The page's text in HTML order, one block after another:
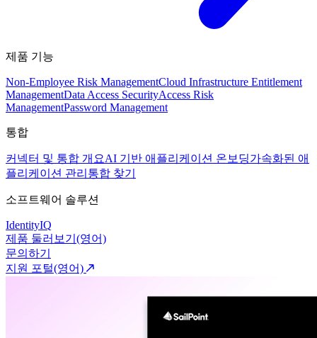
제품 기능
Non-Employee Risk ManagementCloud Infrastructure Entitlement
ManagementData Access SecurityAccess Risk
ManagementPassword Management
통합
커넥터 및 통합 개요AI 기반 애플리케이션 온보딩가속화된 애
플리케이션 관리 통합 찾기
소프트웨어 솔루션
IdentityIQ
제품 둘러보기(영어)
문의하기
지원 포털(영어)